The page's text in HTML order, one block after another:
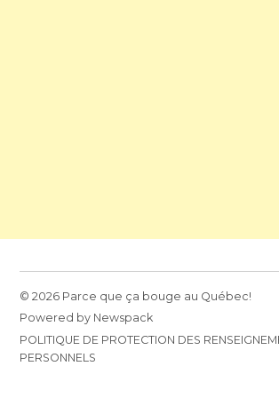
© 2026 Parce que ça bouge au Québec!
Powered by Newspack
POLITIQUE DE PROTECTION DES
PERSONNELS